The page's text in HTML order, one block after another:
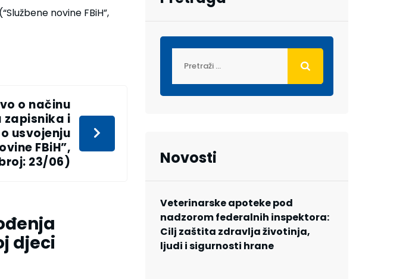
novine FBiH”,
o načinu
zapisnika i
usvojenju
FBiH”,
23/06)
djeci
Novosti
Veterinarske apoteke pod
nadzorom federalnih inspektora:
Cilj zaštita zdravlja životinja,
ljudi i sigurnosti hrane